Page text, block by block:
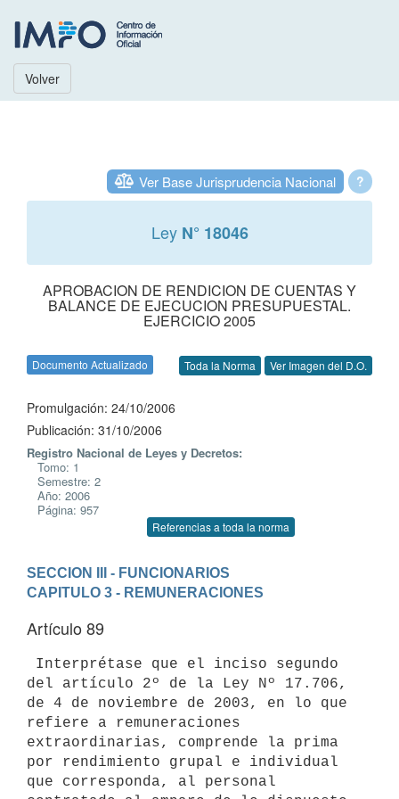
Volver
?
Ver Base Jurisprudencia Nacional
Ley N° 18046
APROBACION DE RENDICION DE CUENTAS Y
BALANCE DE EJECUCION PRESUPUESTAL.
EJERCICIO 2005
Documento Actualizado Toda la Norma Ver Imagen del D.O.
Promulgación: 24/10/2006
Publicación: 31/10/2006
Registro Nacional de Leyes y Decretos:
Tomo: 1
Semestre: 2
Año: 2006
Página: 957
Referencias a toda la norma
SECCION III - FUNCIONARIOS
CAPITULO 3 - REMUNERACIONES
Artículo 89
del artículo 2º de la Ley Nº 17.706,
de 4 de noviembre de 2003, en lo que
refiere a remuneraciones
extraordinarias, comprende la prima
por rendimiento grupal e individual
que corresponda, al personal